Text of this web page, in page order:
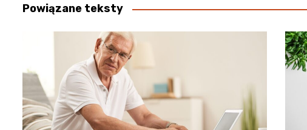
Powiązane teksty